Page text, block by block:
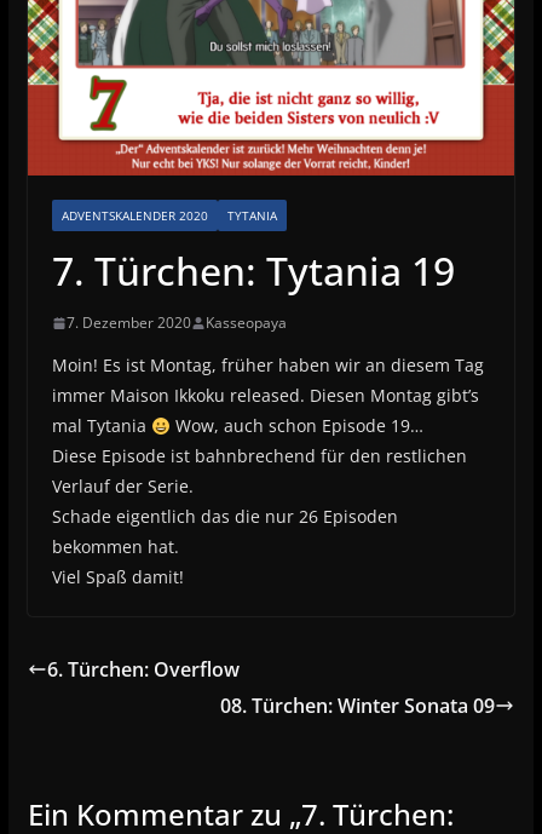
ADVENTSKALENDER 2020 TYTANIA
7. Türchen: Tytania 19
7. Dezember 2020 Kasseopaya
Moin! Es ist Montag, früher haben wir an diesem Tag
immer Maison Ikkoku released. Diesen Montag gibt’s
mal Tytania
Wow, auch schon Episode 19…
Diese Episode ist bahnbrechend für den restlichen
Verlauf der Serie.
Schade eigentlich das die nur 26 Episoden
bekommen hat.
Viel Spaß damit!
6. Türchen: Overflow
08. Türchen: Winter Sonata 09
Ein Kommentar zu „7. Türchen: